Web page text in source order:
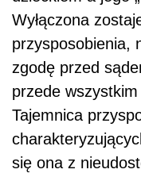
Wyłączona
przysposobienia,
zgodę przed
przede
Tajemnica
się ona z